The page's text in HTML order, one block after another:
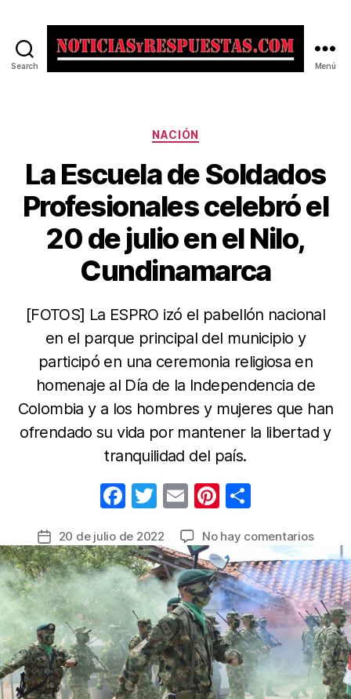
Search Menú
Categorías
NACIÓN
La Escuela de Soldados
Profesionales celebró el
20 de julio en el Nilo,
Cundinamarca
[FOTOS] La ESPRO izó el pabellón nacional
en el parque principal del municipio y
participó en una ceremonia religiosa en
homenaje al Día de la Independencia de
Colombia y a los hombres y mujeres que han
ofrendado su vida por mantener la libertad y
tranquilidad del país.
F
c
e
b
o
o
k
T
itt
er
E
ail
Pi
er
e
st
m
p
ar
tir
Fecha
de
la
entrada
20 de julio de 2022 No hay comentariosen
de
el
20
de